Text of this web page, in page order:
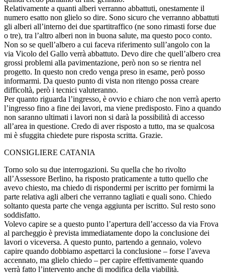
Relativamente a quanti alberi verranno abbattuti, onestamente il
numero esatto non glielo so dire. Sono sicuro che verranno abbattuti
gli alberi all’interno dei due spartitraffico (ne sono rimasti forse due
o tre), tra l’altro alberi non in buona salute, ma questo poco conto.
Non so se quell’albero a cui faceva riferimento sull’angolo con la
via Vicolo del Gallo verrà abbattuto. Devo dire che quell’albero crea
grossi problemi alla pavimentazione, però non so se rientra nel
progetto. In questo non credo venga preso in esame, però posso
informarmi. Da questo punto di vista non ritengo possa creare
difficoltà, però i tecnici valuteranno.
Per quanto riguarda l’ingresso, è ovvio e chiaro che non verrà aperto
l’ingresso fino a fine dei lavori, ma viene predisposto. Fino a quando
non saranno ultimati i lavori non si darà la possibilità di accesso
all’area in questione. Credo di aver risposto a tutto, ma se qualcosa
mi è sfuggita chiedete pure risposta scritta. Grazie.
CONSIGLIERE CATANIA
Torno solo su due interrogazioni. Su quella che ho rivolto
all’Assessore Berlino, ha risposto praticamente a tutto quello che
avevo chiesto, ma chiedo di rispondermi per iscritto per fornirmi la
parte relativa agli alberi che verranno tagliati e quali sono. Chiedo
soltanto questa parte che venga aggiunta per iscritto. Sul resto sono
soddisfatto.
Volevo capire se a questo punto l’apertura dell’accesso da via Frova
al parcheggio è prevista immediatamente dopo la conclusione dei
lavori o viceversa. A questo punto, partendo a gennaio, volevo
capire quando dobbiamo aspettarci la conclusione – forse l’aveva
accennato, ma glielo chiedo – per capire effettivamente quando
verrà fatto l’intervento anche di modifica della viabilità.